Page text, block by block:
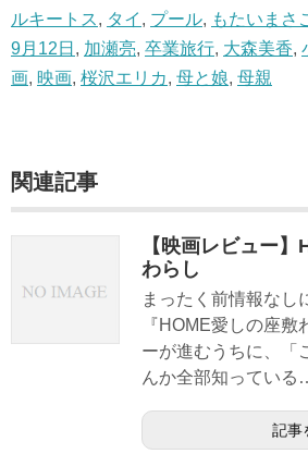
ルキートス, タイ , プール, もたいまさ
9月12日 , 加瀬亮, 卒業旅行, 大森美香,
画, 映画, 桜沢エリカ, 母と娘, 母親
関連記事
【映画レビュー
わらし
まったく前情報なし
『HOME愛しの座敷
ーが進むうちに、「
んか全部知っている
記事